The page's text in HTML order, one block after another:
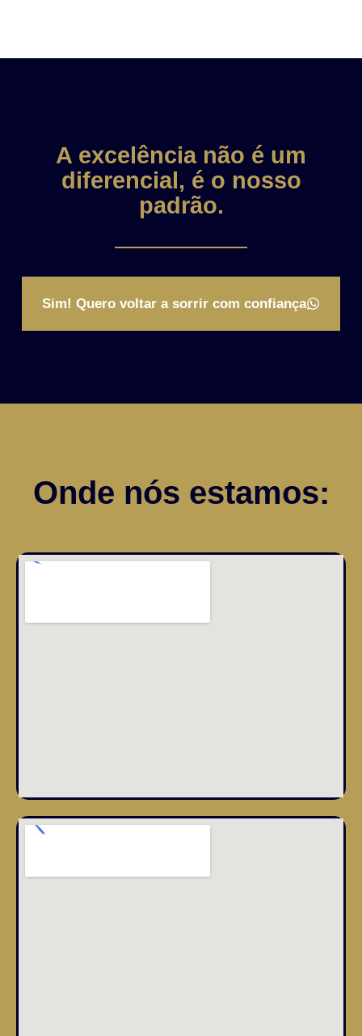
A excelência não é um
diferencial, é o nosso
padrão.
Sim! Quero voltar a sorrir com confiança
Onde nós estamos: